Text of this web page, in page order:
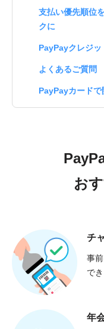
支払い優先順位
クに
PayPayクレジ
よくあるご質問
PayPayカード
お
チ
事
でき
年